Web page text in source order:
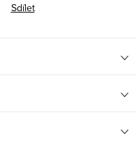
Sdílet